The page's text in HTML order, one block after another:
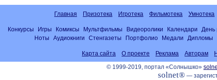
Главная Призотека Игротека Фильмотека Умнотека
Конкурсы Игры Комиксы Мультфильмы Видеоролики Календари
День
Ноты
Аудиокниги Стенгазеты Портфолио Медали Дипломы
Карта сайта О проекте Реклама Авторам
© 1999-2019, портал «Солнышко»
solnet®—